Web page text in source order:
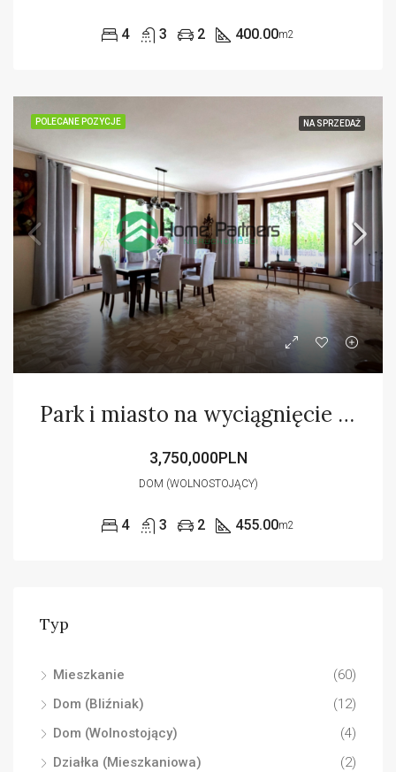
4 3 2 400.00m2
POLECANE POZYCJE NA SPRZEDAŻ
Park i miasto na wyciągnięcie ręki
3,750,000PLN
DOM (WOLNOSTOJĄCY)
4 3 2 455.00m2
Typ
Mieszkanie
(60)
Dom (Bliźniak)
(12)
Dom (Wolnostojący)
(4)
Działka (Mieszkaniowa)
(2)